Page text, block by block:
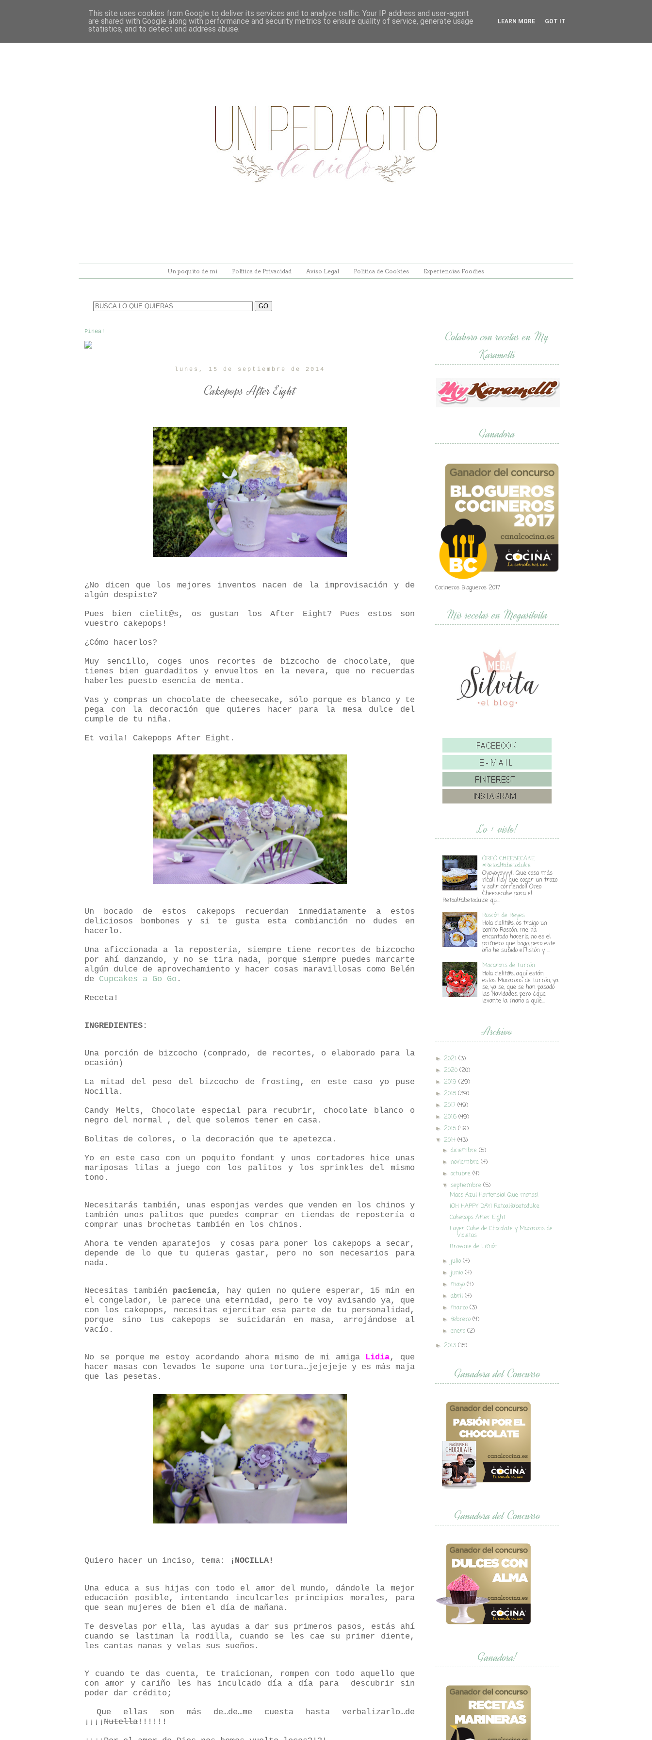
Un poquito de mi Política de Privacidad Aviso Legal Politica de Cookies Experiencias Foodies
Pinea!
lunes, 15 de septiembre de 2014
Cakepops After Eight
¿No dicen que los mejores inventos nacen de la improvisación y de
algún despiste?
Pues bien cielit@s, os gustan los After Eight? Pues estos son
vuestro cakepops!
¿Cómo hacerlos?
Muy sencillo, coges unos recortes de bizcocho de chocolate, que
tienes bien guardaditos y envueltos en la nevera, que no recuerdas
haberles puesto esencia de menta.
Vas y compras un chocolate de cheesecake, sólo porque es blanco y te
pega con la decoración que quieres hacer para la mesa dulce del
cumple de tu niña.
Et voila! Cakepops After Eight.
Un bocado de estos cakepops recuerdan inmediatamente a estos
deliciosos bombones y si te gusta esta combianción no dudes en
hacerlo.
Una aficcionada a la repostería, siempre tiene recortes de bizcocho
por ahí danzando, y no se tira nada, porque siempre puedes marcarte
algún dulce de aprovechamiento y hacer cosas maravillosas como Belén
de Cupcakes a Go Go .
Receta!
INGREDIENTES:
Una porción de bizcocho (comprado, de recortes, o elaborado para la
ocasión)
La mitad del peso del bizcocho de frosting, en este caso yo puse
Nocilla.
Candy Melts, Chocolate especial para recubrir, chocolate blanco o
negro del normal , del que solemos tener en casa.
Bolitas de colores, o la decoración que te apetezca.
Yo en este caso con un poquito fondant y unos cortadores hice unas
mariposas lilas a juego con los palitos y los sprinkles del mismo
tono.
Necesitarás también, unas esponjas verdes que venden en los chinos y
también unos palitos que puedes comprar en tiendas de repostería o
comprar unas brochetas también en los chinos.
Ahora te venden aparatejos
y cosas para poner los cakepops a secar,
depende de lo que tu quieras gastar, pero no son necesarios para
nada.
Necesitas también paciencia, hay quien no quiere esperar, 15 min en
el congelador, le parece una eternidad, pero te voy avisando ya, que
con los cakepops, necesitas ejercitar esa parte de tu personalidad,
porque sino tus cakepops se suicidarán en masa, arrojándose al
vacío.
No se porque me estoy acordando ahora mismo de mi amiga Lidia, que
hacer masas con levados le supone una tortura…jejejeje y es más maja
que las pesetas.
Quiero hacer un inciso, tema: ¡NOCILLA!
Una educa a sus hijas con todo el amor del mundo, dándole la mejor
educación posible, intentando inculcarles principios morales, para
que sean mujeres de bien el día de mañana.
Te desvelas por ella, las ayudas a dar sus primeros pasos, estás ahí
cuando se lastiman la rodilla, cuando se les cae su primer diente,
les cantas nanas y velas sus sueños.
Y cuando te das cuenta, te traicionan, rompen con todo aquello que
con amor y cariño les has inculcado día a día para
descubrir sin
poder dar crédito;
Que ellas son más de…de…me cuesta hasta verbalizarlo…de
¡¡¡¡ Nutella !!!!!!
Colaboro con recetas en My
Karamelli
Ganadora
Cocineros Blogueros 2017
Mis recetas en Megasilvita
Lo + visto!
OREO CHEESECAKE
#Retoalfabetodulce
Oyoyoyoyyy!! Que cosa más
rica!! Hay que coger un trozo
y salir corriendo!! Oreo
Cheesecake para el
Retoalfabetodulce qu...
Roscón de Reyes
Hola cielit@s, os traigo un
bonito Roscón, me ha
encantado hacerlo, no es el
primero que hago, pero este
año he subido el listón y ...
Macarons de Turrón
Hola cielit@s, aquí están
estos Macarons de turrón, ya
se, ya se, que se han pasado
las Navidades, pero ¿que
levante la mano a quie...
Archivo
► 2021 (3)
► 2020 (20)
► 2019 (29)
► 2018 (39)
► 2017 (49)
► 2016 (49)
► 2015 (49)
▼ 2014 (43)
►diciembre (5)
►noviembre (4)
►octubre (4)
▼ septiembre (5)
Macs Azul Hortensia! Que monos!
¡OH HAPPY DAY! Retoalfabetodulce
Cakepops After Eight
Layer Cake de Chocolate y Macarons de
Violetas
Brownie de Limón
► julio (4)
► junio (4)
► mayo (4)
►abril (4)
► marzo (3)
► febrero (4)
►enero (2)
► 2013 (15)
Ganadora del Concurso
Ganadora del Concurso
Ganadora!
This site uses cookies from Google to deliver its services and to analyze traffic. Your IP address and user-agent
are shared with Google along with performance and security metrics to ensure quality of service, generate usage
statistics, and to detect and address abuse.
LEARN MORE GOT IT